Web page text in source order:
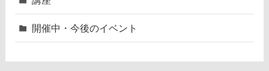
開催中・今後のイベント